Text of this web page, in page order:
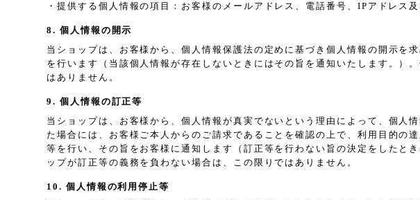
・提供する個人情報の項目：お客様のメールアドレス、電話番号、IPアドレス
8. 個人情報の開示
当ショップは、お客様から、個人情報保護法の定めに基づき個人情報の開示を
を行います（当該個人情報が存在しないときにはその旨を通知いたします。）
はありません。
9. 個人情報の訂正等
当ショップは、お客様から、個人情報が真実でないという理由によって、個人
た場合には、お客様ご本人からのご請求であることを確認の上で、利用目的の
等を行い、その旨をお客様に通知します（訂正等を行わない旨の決定をしたと
ップが訂正等の義務を負わない場合は、この限りではありません。
10. 個人情報の利用停止等